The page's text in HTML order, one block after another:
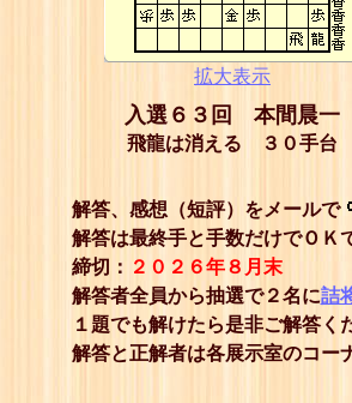
拡大表示
入選６３回 本間晨一
飛龍は消える ３０手台
解答、感想（短評）をメールで
解答は最終手と手数だけでＯＫ
締切： ２０２６年８月末
解答者全員から抽選で２名に詰
１題でも解けたら是非ご解答く
解答と正解者は各展示室のコー